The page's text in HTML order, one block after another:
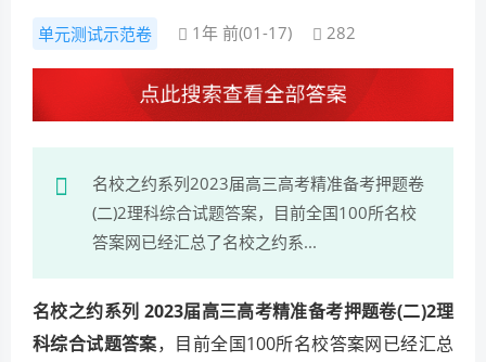
单元测试示范卷 1年 前(01-17) 282
名校之约系列2023届高三高考精准备考押题卷
(二)2理科综合试题答案，目前全国100所名校
答案网已经汇总了名校之约系...
名校之约系列 2023届高三高考精准备考押题卷(二)2理
科综合试题答案，目前全国100所名校答案网已经汇总